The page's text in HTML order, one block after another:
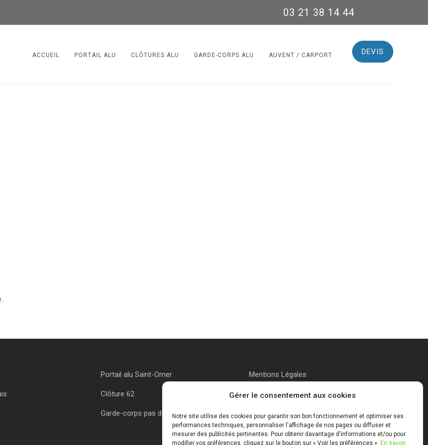
Gérer le consentement aux cookies
Notre site utilise des cookies pour garantir son bon fonctionnement et optimiser ses
performances techniques, personnaliser l'affichage de nos pages ou diffuser et
mesurer des publicités pertinentes. Pour obtenir davantage d'informations et/ou pour
modifier vos préférences, cliquez sur le bouton sur « Voir les préférences ». En savoir
03 21 38 14 44
DEVIS
ACCUEIL PORTAIL ALU CLÔTURES ALU GARDE-CORPS ALU AUVENT / CARPORT
Portail alu Saint-Omer
Clôture 62
Garde-corps pas de calais
Mentions Légales